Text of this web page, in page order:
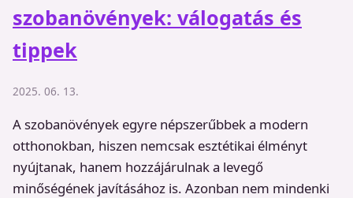
szobanövények: válogatás és
tippek
2025. 06. 13.
A szobanövények egyre népszerűbbek a modern
otthonokban, hiszen nemcsak esztétikai élményt
nyújtanak, hanem hozzájárulnak a levegő
minőségének javításához is. Azonban nem mindenki